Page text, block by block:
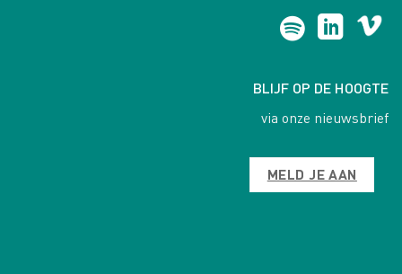
BLIJF OP DE HOOGTE
via onze nieuwsbrief
MELD JE AAN